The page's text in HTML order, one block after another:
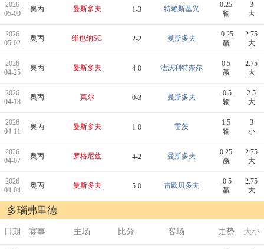
2026
05-09
奥丙 曼斯多夫 1-3 特赖斯基兴
0.25
输
3
大
2026
05-02
奥丙 维也纳SC 2-2 曼斯多夫
-0.25
赢
2.75
大
2026
04-25
奥丙 曼斯多夫 4-0 法沃利特奈尔
0.5
赢
2.75
大
2026
04-18
奥丙 莫尔 0-3 曼斯多夫
-0.5
输
2.5
大
2026
04-11
奥丙 曼斯多夫 1-0 雷茨
1.5
输
3
小
2026
04-07
奥丙 罗格尼兹 4-2 曼斯多夫
0.25
赢
2.75
大
2026
04-04
奥丙 曼斯多夫 5-0 雷欧贝多夫
-0.5
赢
2.75
大
多瑙弗里德
日期 赛事 主场 比分 客场 走势 大小